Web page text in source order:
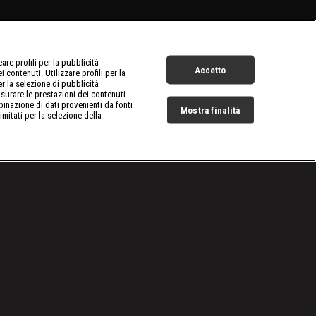
profili per la pubblicità
contenuti. Utilizzare profili per la
la selezione di pubblicità
le prestazioni dei contenuti.
di dati provenienti da fonti
per la selezione della
Accetto
Mostra finalità